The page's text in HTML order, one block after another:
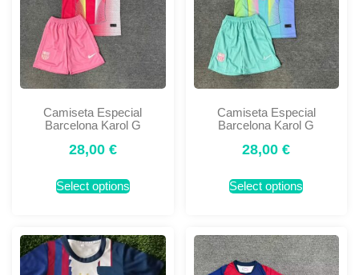
Camiseta Especial
Barcelona Karol G
28,00 €
Select options
Camiseta Especial
Barcelona Karol G
28,00€
Select options